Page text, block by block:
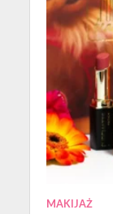
MAKIJAŻ